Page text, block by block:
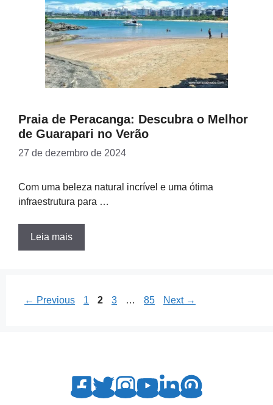
Praia de Peracanga: Descubra o Melhor
de Guarapari no Verão
27 de dezembro de 2024
Com uma beleza natural incrível e uma ótima
infraestrutura para …
Leia mais
← Previous Page
1 Page
2 Page
3 … Page
85 Next →